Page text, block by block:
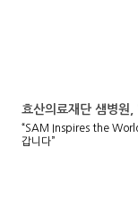
효산의료재단 샘병원,
“SAM Inspires the
갑니다”